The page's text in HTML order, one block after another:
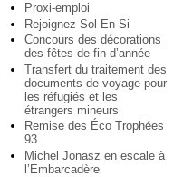
Proxi-emploi
Rejoignez Sol En Si
Concours des décorations
des fêtes de fin d’année
Transfert du traitement des
documents de voyage pour
les réfugiés et les
étrangers mineurs
Remise des Éco Trophées
93
Michel Jonasz en escale à
l’Embarcadère